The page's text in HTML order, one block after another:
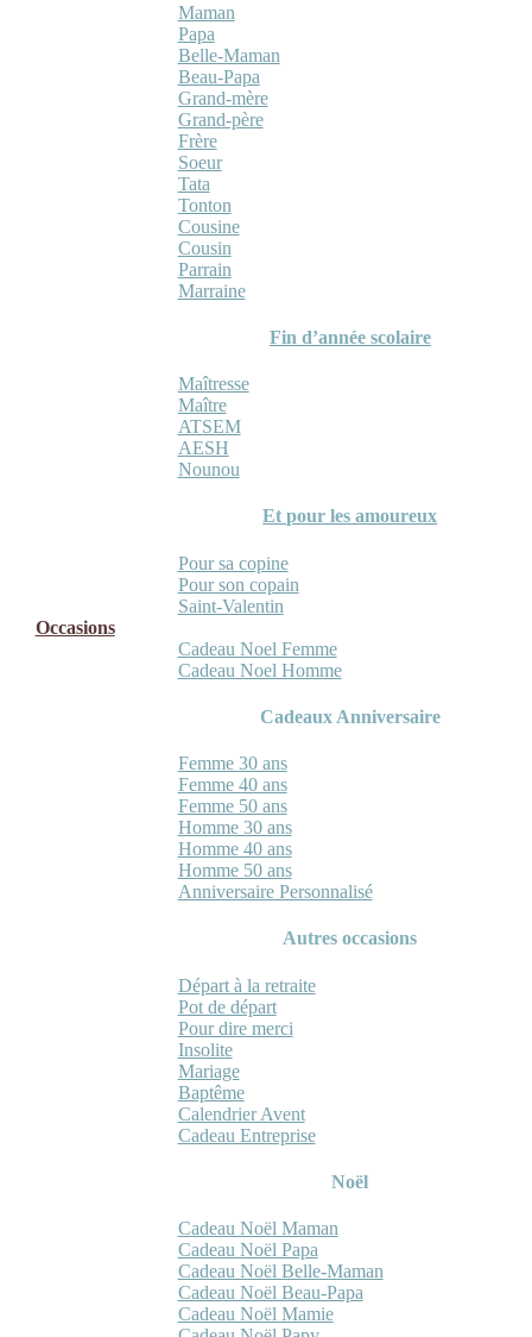
Maman
Papa
Belle-Maman
Beau-Papa
Grand-mère
Grand-père
Frère
Soeur
Tata
Tonton
Cousine
Cousin
Parrain
Marraine
Fin d’année scolaire
Maîtresse
Maître
ATSEM
AESH
Nounou
Et pour les amoureux
Pour sa copine
Pour son copain
Saint-Valentin
Occasions
Cadeau Noel Femme
Cadeau Noel Homme
Cadeaux Anniversaire
Femme 30 ans
Femme 40 ans
Femme 50 ans
Homme 30 ans
Homme 40 ans
Homme 50 ans
Anniversaire Personnalisé
Autres occasions
Départ à la retraite
Pot de départ
Pour dire merci
Insolite
Mariage
Baptême
Calendrier Avent
Cadeau Entreprise
Noël
Cadeau Noël Maman
Cadeau Noël Papa
Cadeau Noël Belle-Maman
Cadeau Noël Beau-Papa
Cadeau Noël Mamie